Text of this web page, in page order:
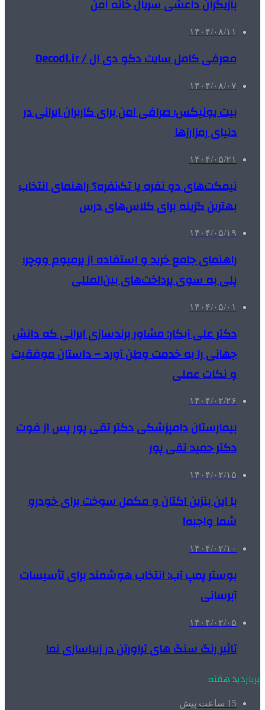
بازیگران داعشی سریال خانه امن
۱۴۰۴/۰۸/۱۱
معرفی کامل سایت دکو دی ال / Decodl.ir
۱۴۰۴/۰۸/۰۷
بیت یونیکس؛ صرافی امن برای کاربران ایرانی در
دنیای رمزارزها
۱۴۰۴/۰۵/۲۱
نیمکت‌های دو نفره یا تک‌نفره؟ راهنمای انتخاب
بهترین گزینه برای کلاس‌های درس
۱۴۰۴/۰۵/۱۹
راهنمای جامع خرید و استفاده از پرمیوم ووچر؛
پلی به سوی پرداخت‌های بین‌المللی
۱۴۰۴/۰۵/۰۱
دکتر علی آبکار: مشاور برندسازی ایرانی که دانش
جهانی را به خدمت وطن آورد – داستان موفقیت
و نکات عملی
۱۴۰۴/۰۲/۲۶
بیمارستان دامپزشکی دکتر تقی پور پس از فوت
دکتر حمید تقی پور
۱۴۰۴/۰۲/۱۵
با این بنزین اکتان و مکمل سوخت برای خودرو
شما واجبه!
۱۴۰۴/۰۲/۱۰
بوستر پمپ آب: انتخاب هوشمند برای تأسیسات
آبرسانی
۱۴۰۴/۰۲/۰۵
تاثیر رنگ سنگ های تراورتن در زیباسازی نما
پربازدید هفته
15 ساعت پیش